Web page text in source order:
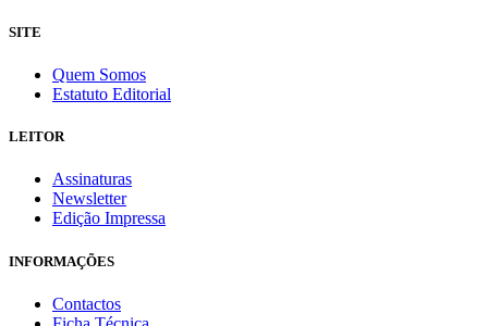
SITE
Quem Somos
Estatuto Editorial
LEITOR
Assinaturas
Newsletter
Edição Impressa
INFORMAÇÕES
Contactos